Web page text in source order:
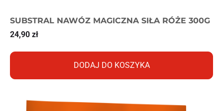
SUBSTRAL NAWÓZ MAGICZNA SIŁA RÓŻE 300G
24,90 zł
DODAJ DO KOSZYKA